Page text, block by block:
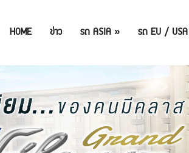
HOME ข่าว รถ ASIA » รถ EU / USA